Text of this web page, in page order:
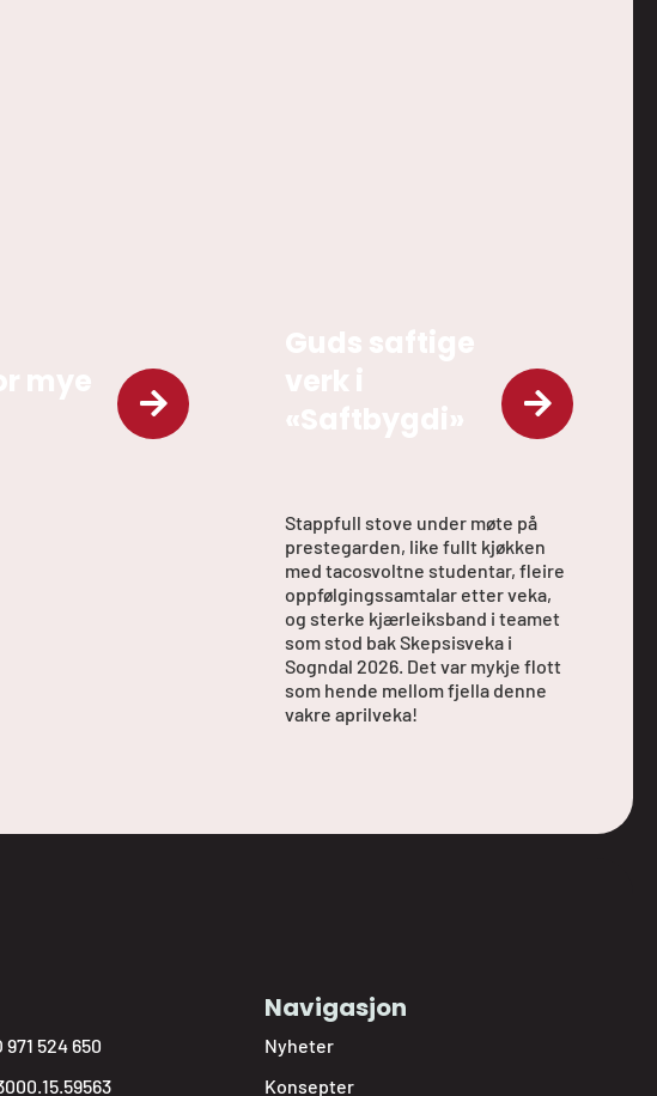
Stappfull stove under møte på
prestegarden, like fullt kjøkken
med tacosvoltne studentar, fleire
oppfølgingssamtalar etter veka,
og sterke kjærleiksband i teamet
som stod bak Skepsisveka i
Sogndal 2026. Det var mykje flott
som hende mellom fjella denne
vakre aprilveka!
524 650
Navigasjon
Nyheter
Konsepter